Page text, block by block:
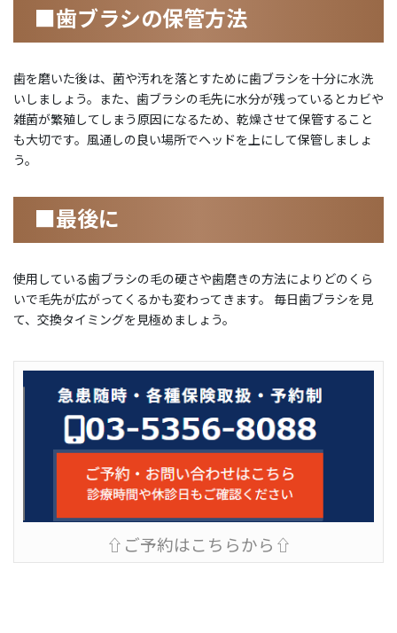
■歯ブラシの保管方法
歯を磨いた後は、菌や汚れを落とすために歯ブラシを十分に水洗
いしましょう。また、歯ブラシの毛先に水分が残っているとカビや
雑菌が繁殖してしまう原因になるため、乾燥させて保管すること
も大切です。風通しの良い場所でヘッドを上にして保管しましょ
う。
■最後に
使用している歯ブラシの毛の硬さや歯磨きの方法によりどのくら
いで毛先が広がってくるかも変わってきます。 毎日歯ブラシを見
て、交換タイミングを見極めましょう。
⇧ご予約はこちらから⇧